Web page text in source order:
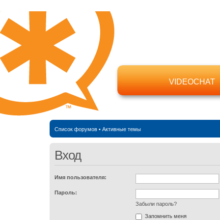
VIDEOCHAT
Список форумов• Активные темы
Вход
Имя пользователя:
Пароль:
Забыли пароль?
Запомнить меня